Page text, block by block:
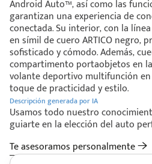
Android Auto™, así como las
garantizan una experiencia de
conectada. Su interior, con la
en símil de cuero ARTICO negro,
sofisticado y cómodo. Además,
compartimento portaobjetos en
volante deportivo multifunción
toque de practicidad y estilo.
Descripción generada por IA
Usamos todo nuestro
guiarte en la elección del auto
Te asesoramos personalmente